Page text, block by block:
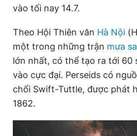
Đọc Thanh Niên trên điện thoại
vào tối nay 14.7.
Theo Hội Thiên văn Hà Nội
một trong những trận mưa
lớn nhất, có thể tạo ra tới 60
vào cực đại. Perseids có
chổi Swift-Tuttle, được phát
1862.